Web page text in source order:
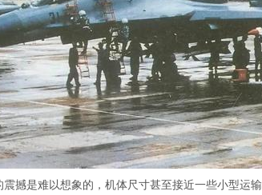
撼是难以想象的，机体尺寸甚至接近一些小型运